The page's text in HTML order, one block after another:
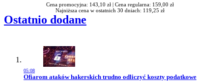
Cena promocyjna: 143,10 zł | Cena regularna: 159,00 zł
Najniższa cena w ostatnich 30 dniach: 119,25 zł
Ostatnio dodane
05:08
Przejdź do artykułu:
Ofiarom ataków hakerskich trudno odliczyć koszty podatkowe